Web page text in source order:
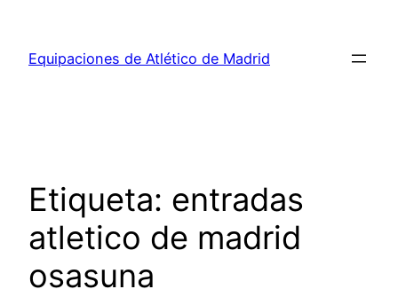
contenido
Equipaciones de Atlético de Madrid
Etiqueta: entradas
atletico de madrid
osasuna